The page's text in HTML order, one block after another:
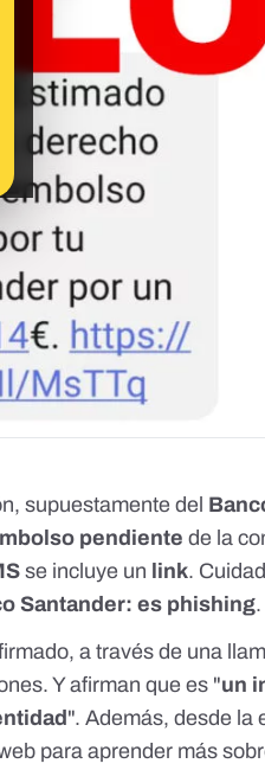
supuestamente del
pendiente de la
se incluye un link.
Santander: es phishing.
a través de una
Y afirman que es "un
". Además, desde la
para aprender más